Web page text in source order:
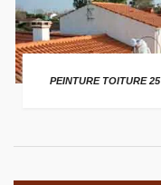
PEINTURE TOITURE 25